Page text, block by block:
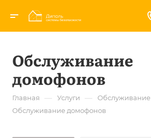
Обслуживание
домофонов
Главная — Услуги — Обслуживание
Обслуживание домофонов